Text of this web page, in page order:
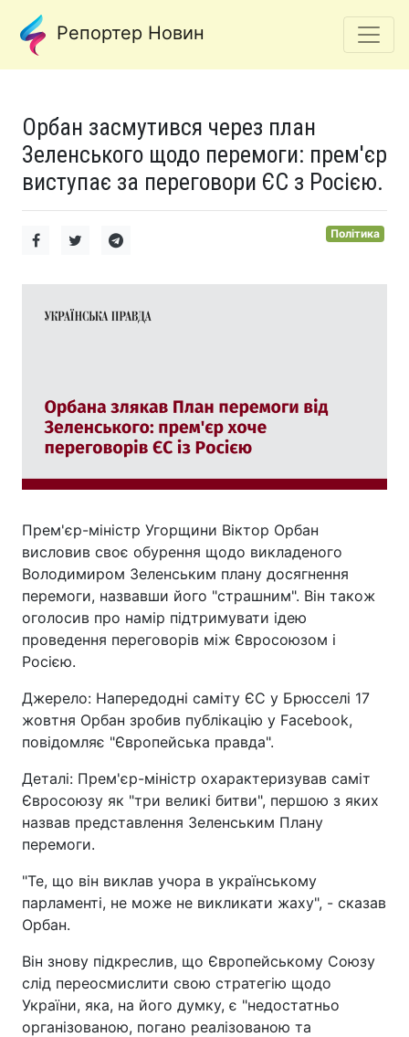
Репортер Новин
Орбан засмутився через план
Зеленського щодо перемоги: прем'єр
виступає за переговори ЄС з Росією.
Політика
Прем'єр-міністр Угорщини Віктор Орбан
висловив своє обурення щодо викладеного
Володимиром Зеленським плану досягнення
перемоги, назвавши його "страшним". Він також
оголосив про намір підтримувати ідею
проведення переговорів між Євросоюзом і
Росією.
Джерело: Напередодні саміту ЄС у Брюсселі 17
жовтня Орбан зробив публікацію у Facebook,
повідомляє "Європейська правда".
Деталі: Прем'єр-міністр охарактеризував саміт
Євросоюзу як "три великі битви", першою з яких
назвав представлення Зеленським Плану
перемоги.
"Те, що він виклав учора в українському
парламенті, не може не викликати жаху", - сказав
Орбан.
Він знову підкреслив, що Європейському Союзу
слід переосмислити свою стратегію щодо
України, яка, на його думку, є "недостатньо
організованою, погано реалізованою та